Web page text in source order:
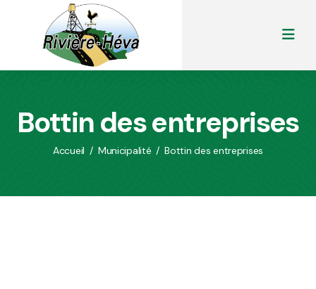
Bottin des entreprises
Accueil / Municipalité / Bottin des entreprises